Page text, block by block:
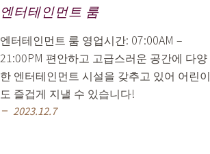
엔터테인먼트 룸
엔터테인먼트 룸 영업시간: 07:00AM –
21:00PM 편안하고 고급스러운 공간에 다양
한 엔터테인먼트 시설을 갖추고 있어 어린이
도 즐겁게 지낼 수 있습니다!
remove 2023.12.7